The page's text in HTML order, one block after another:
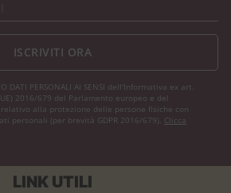
DATI PERSONALI AI SENSI dell'Informativa ex art.
2016/679 del Parlamento europeo e del
alla protezione delle persone fisiche con
personali (per brevità GDPR 2016/679). Clicca
ISCRIVITI ORA
LINK UTILI